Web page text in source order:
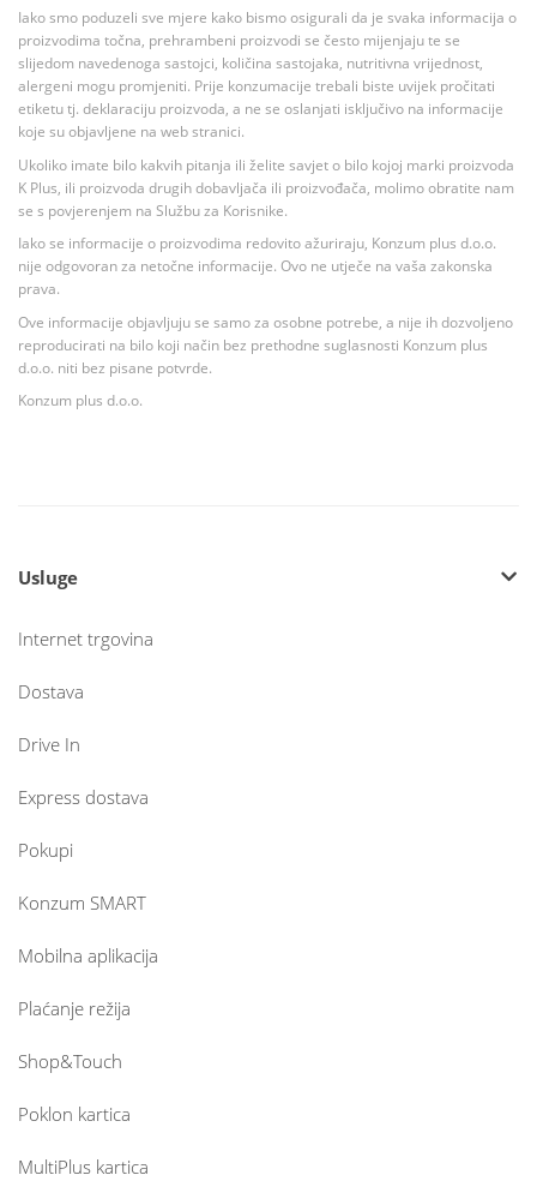
Iako smo poduzeli sve mjere kako bismo osigurali da je svaka informacija o
proizvodima točna, prehrambeni proizvodi se često mijenjaju te se
slijedom navedenoga sastojci, količina sastojaka, nutritivna vrijednost,
alergeni mogu promjeniti. Prije konzumacije trebali biste uvijek pročitati
etiketu tj. deklaraciju proizvoda, a ne se oslanjati isključivo na informacije
koje su objavljene na web stranici.
Ukoliko imate bilo kakvih pitanja ili želite savjet o bilo kojoj marki proizvoda
K Plus, ili proizvoda drugih dobavljača ili proizvođača, molimo obratite nam
se s povjerenjem na Službu za Korisnike.
Iako se informacije o proizvodima redovito ažuriraju, Konzum plus d.o.o.
nije odgovoran za netočne informacije. Ovo ne utječe na vaša zakonska
prava.
Ove informacije objavljuju se samo za osobne potrebe, a nije ih dozvoljeno
reproducirati na bilo koji način bez prethodne suglasnosti Konzum plus
d.o.o. niti bez pisane potvrde.
Konzum plus d.o.o.
Usluge
Internet trgovina
Dostava
Drive In
Express dostava
Pokupi
Konzum SMART
Mobilna aplikacija
Plaćanje režija
Shop&Touch
Poklon kartica
MultiPlus kartica